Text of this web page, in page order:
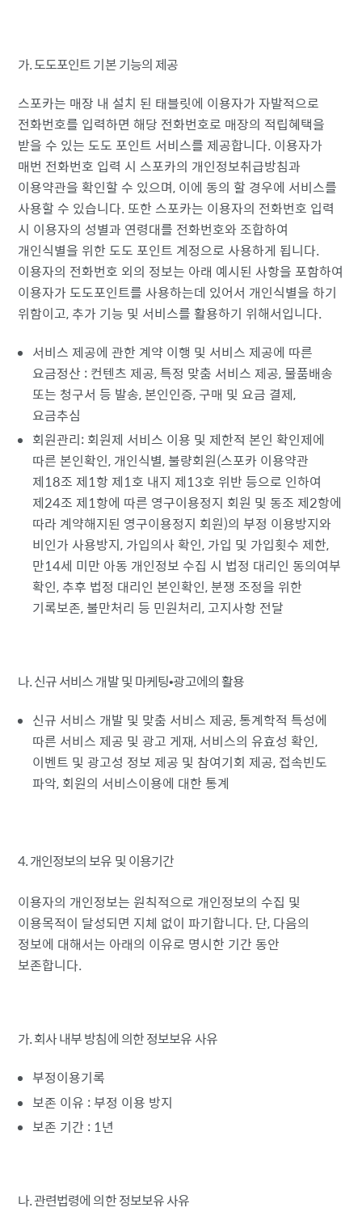
가. 도도포인트 기본 기능의 제공
스포카는 매장 내 설치 된 태블릿에 이용자가 자발적으로
전화번호를 입력하면 해당 전화번호로 매장의 적립혜택을
받을 수 있는 도도 포인트 서비스를 제공합니다. 이용자가
매번 전화번호 입력 시 스포카의 개인정보취급방침과
이용약관을 확인할 수 있으며, 이에 동의 할 경우에 서비스를
사용할 수 있습니다. 또한 스포카는 이용자의 전화번호 입력
시 이용자의 성별과 연령대를 전화번호와 조합하여
개인식별을 위한 도도 포인트 계정으로 사용하게 됩니다.
이용자의 전화번호 외의 정보는 아래 예시된 사항을 포함하여
이용자가 도도포인트를 사용하는데 있어서 개인식별을 하기
위함이고, 추가 기능 및 서비스를 활용하기 위해서입니다.
서비스 제공에 관한 계약 이행 및 서비스 제공에 따른
요금정산 : 컨텐츠 제공, 특정 맞춤 서비스 제공, 물품배송
또는 청구서 등 발송, 본인인증, 구매 및 요금 결제,
요금추심
회원관리: 회원제 서비스 이용 및 제한적 본인 확인제에
따른 본인확인, 개인식별, 불량회원(스포카 이용약관
제18조 제1항 제1호 내지 제13호 위반 등으로 인하여
제24조 제1항에 따른 영구이용정지 회원 및 동조 제2항에
따라 계약해지된 영구이용정지 회원)의 부정 이용방지와
비인가 사용방지, 가입의사 확인, 가입 및 가입횟수 제한,
만14세 미만 아동 개인정보 수집 시 법정 대리인 동의여부
확인, 추후 법정 대리인 본인확인, 분쟁 조정을 위한
기록보존, 불만처리 등 민원처리, 고지사항 전달
나. 신규 서비스 개발 및 마케팅•광고에의 활용
신규 서비스 개발 및 맞춤 서비스 제공, 통계학적 특성에
따른 서비스 제공 및 광고 게재, 서비스의 유효성 확인,
이벤트 및 광고성 정보 제공 및 참여기회 제공, 접속빈도
파악, 회원의 서비스이용에 대한 통계
4. 개인정보의 보유 및 이용기간
이용자의 개인정보는 원칙적으로 개인정보의 수집 및
이용목적이 달성되면 지체 없이 파기합니다. 단, 다음의
정보에 대해서는 아래의 이유로 명시한 기간 동안
보존합니다.
가. 회사 내부 방침에 의한 정보보유 사유
부정이용기록
보존 이유 : 부정 이용 방지
보존 기간 : 1년
나. 관련법령에 의한 정보보유 사유